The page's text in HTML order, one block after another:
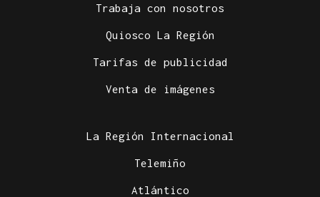
Trabaja con nosotros
Quiosco La Región
Tarifas de publicidad
Venta de imágenes
La Región Internacional
Telemiño
Atlántico